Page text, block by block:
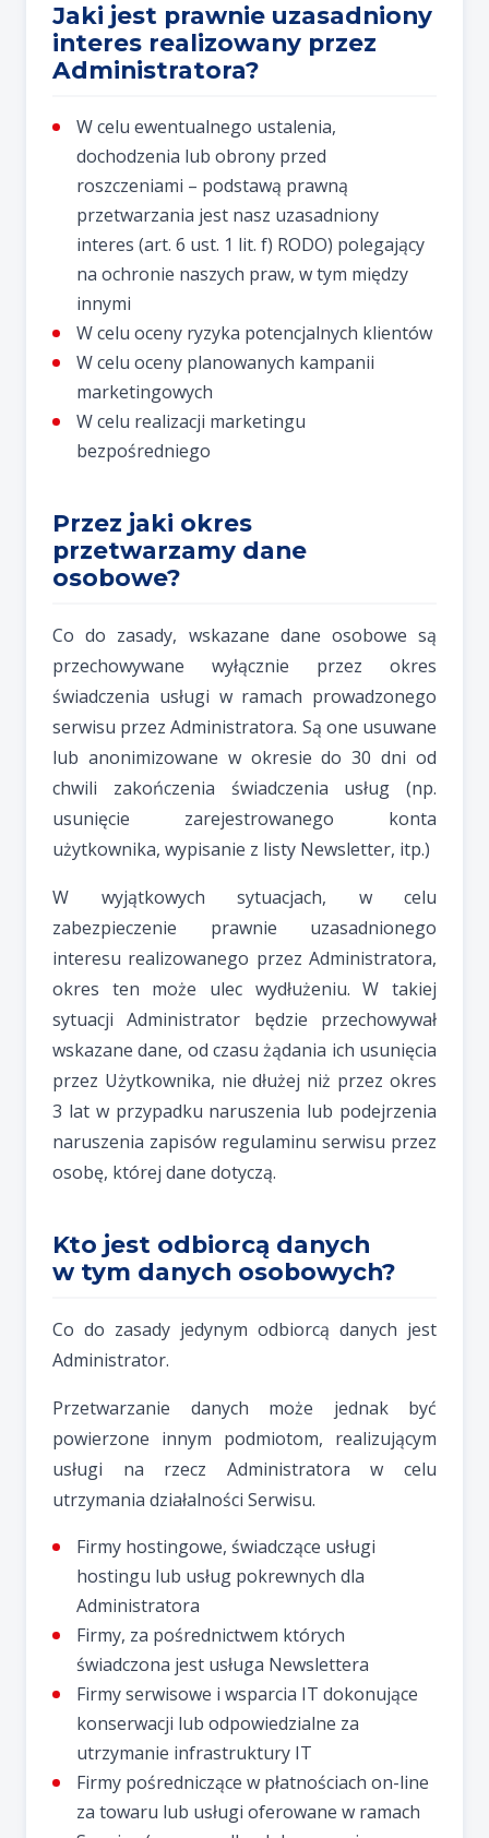
Jaki jest prawnie uzasadniony
interes realizowany przez
Administratora?
W celu ewentualnego ustalenia,
dochodzenia lub obrony przed
roszczeniami – podstawą prawną
przetwarzania jest nasz uzasadniony
interes (art. 6 ust. 1 lit. f) RODO) polegający
na ochronie naszych praw, w tym między
innymi
W celu oceny ryzyka potencjalnych klientów
W celu oceny planowanych kampanii
marketingowych
W celu realizacji marketingu
bezpośredniego
Przez jaki okres
przetwarzamy dane
osobowe?
Co do zasady, wskazane dane osobowe są
przechowywane wyłącznie przez okres
świadczenia usługi w ramach prowadzonego
serwisu przez Administratora. Są one usuwane
lub anonimizowane w okresie do 30 dni od
chwili zakończenia świadczenia usług (np.
usunięcie zarejestrowanego konta
użytkownika, wypisanie z listy Newsletter, itp.)
W wyjątkowych sytuacjach, w celu
zabezpieczenie prawnie uzasadnionego
interesu realizowanego przez Administratora,
okres ten może ulec wydłużeniu. W takiej
sytuacji Administrator będzie przechowywał
wskazane dane, od czasu żądania ich usunięcia
przez Użytkownika, nie dłużej niż przez okres
3 lat w przypadku naruszenia lub podejrzenia
naruszenia zapisów regulaminu serwisu przez
osobę, której dane dotyczą.
Kto jest odbiorcą danych
w tym danych osobowych?
Co do zasady jedynym odbiorcą danych jest
Administrator.
Przetwarzanie danych może jednak być
powierzone innym podmiotom, realizującym
usługi na rzecz Administratora w celu
utrzymania działalności Serwisu.
Firmy hostingowe, świadczące usługi
hostingu lub usług pokrewnych dla
Administratora
Firmy, za pośrednictwem których
świadczona jest usługa Newslettera
Firmy serwisowe i wsparcia IT dokonujące
konserwacji lub odpowiedzialne za
utrzymanie infrastruktury IT
Firmy pośredniczące w płatnościach on-line
za towaru lub usługi oferowane w ramach